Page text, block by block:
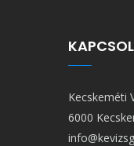
Kecskeméti
6000